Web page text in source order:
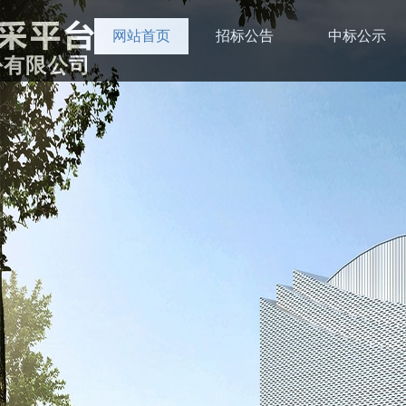
限公司
网站首页 招标公告 中标公示